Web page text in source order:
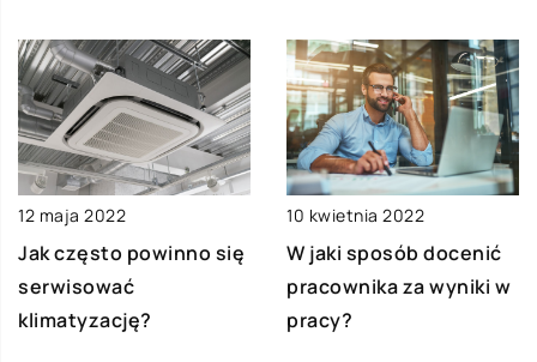
12 maja 2022
Jak często powinno się
serwisować
klimatyzację?
10 kwietnia 2022
W jaki sposób docenić
pracownika za wyniki w
pracy?